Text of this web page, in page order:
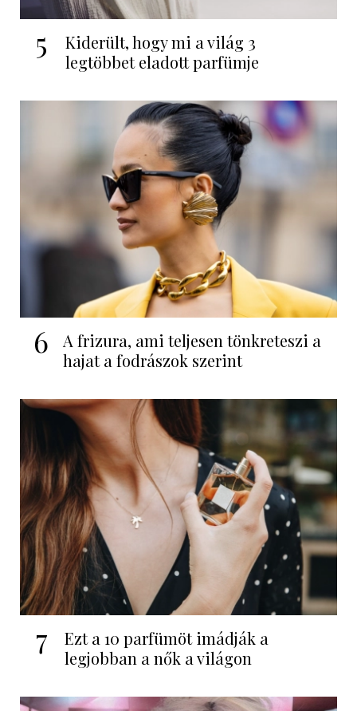
5
Kiderült, hogy mi a világ 3
legtöbbet eladott parfümje
6
A frizura, ami teljesen tönkreteszi a
hajat a fodrászok szerint
7
Ezt a 10 parfümöt imádják a
legjobban a nők a világon